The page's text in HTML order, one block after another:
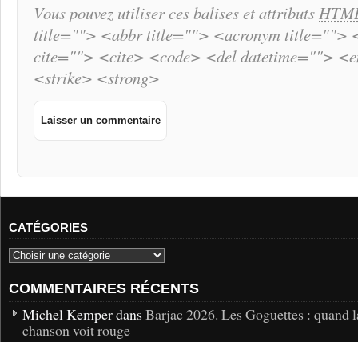
Vous pouvez utiliser ces balises et attributs
title=""> <abbr title=""> <acronym title="">
cite=""> <cite> <code> <del datetime="">
<strike> <strong>
CATÉGORIES
COMMENTAIRES RÉCENTS
Michel Kemper dans Barjac 2026. Les Goguettes : quand
chanson voit rouge